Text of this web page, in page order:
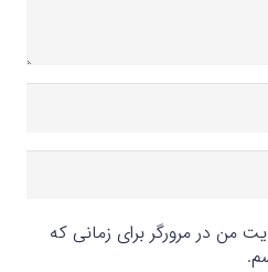
من در مرورگر برای زمانی که